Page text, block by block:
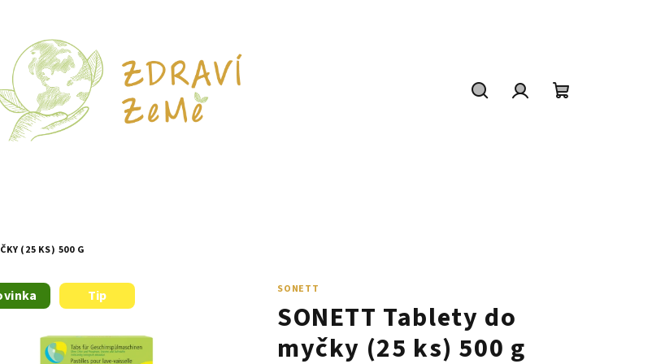
(25 KS) 500 G
SONETT
SONETT Tablety do
myčky (25 ks) 500 g
Tip